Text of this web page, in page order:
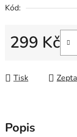
Kód:
299 Kč
Tisk
Popis